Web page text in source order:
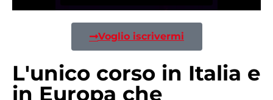
Voglio iscrivermi
L'unico corso in Italia e
in Europa che